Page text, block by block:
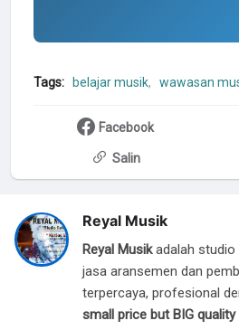
Tags: belajar musik wawasan
Facebook
Salin
Reyal Musik
Reyal Musikadalah studio
jasa aransemen dan
terpercaya, profesional
small price but BIG quality